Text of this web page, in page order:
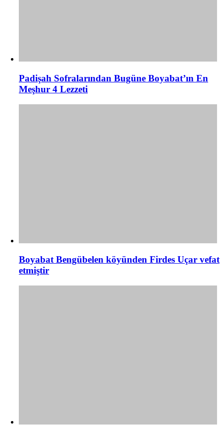
Padişah Sofralarından Bugüne Boyabat’ın En
Meşhur 4 Lezzeti
Boyabat Bengübelen köyünden Firdes Uçar vefat
etmiştir